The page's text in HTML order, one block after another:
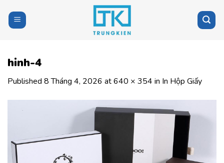
content
hinh-4
Published 8 Tháng 4, 2026 at640 × 354 in In Hộp Giấy